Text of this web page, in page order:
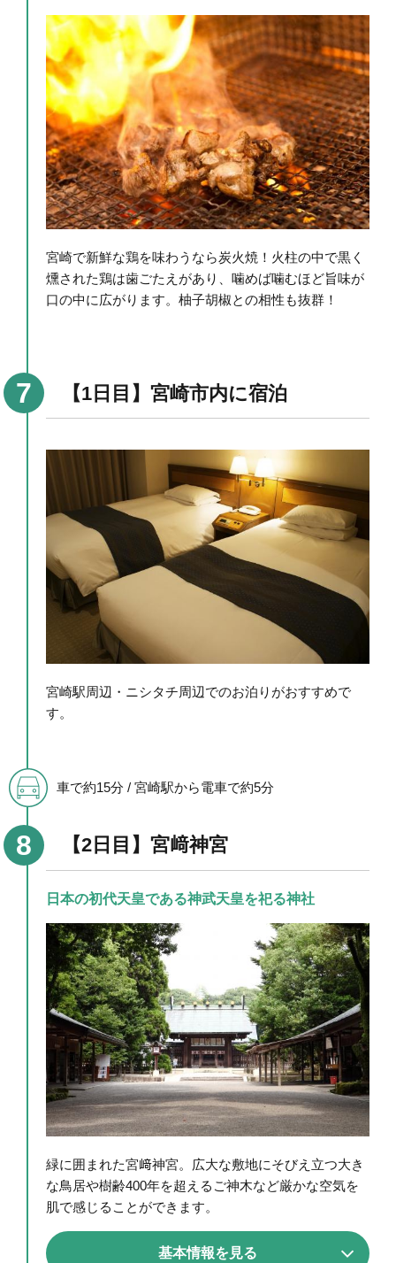
宮崎で新鮮な鶏を味わうなら炭火焼！火柱の中で黒く
燻された鶏は歯ごたえがあり、噛めば噛むほど旨味が
口の中に広がります。柚子胡椒との相性も抜群！
【1日目】宮崎市内に宿泊
宮崎駅周辺・ニシタチ周辺でのお泊りがおすすめで
す。
車で約15分 / 宮崎駅から電車で約5分
【2日目】宮﨑神宮
日本の初代天皇である神武天皇を祀る神社
緑に囲まれた宮﨑神宮。広大な敷地にそびえ立つ大き
な鳥居や樹齢400年を超えるご神木など厳かな空気を
肌で感じることができます。
基本情報を見る